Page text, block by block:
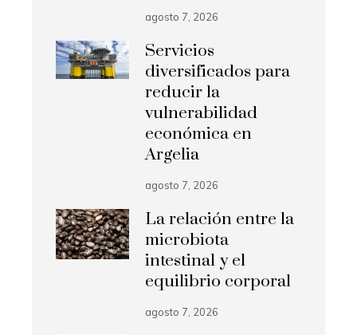
agosto 7, 2026
Servicios
diversificados para
reducir la
vulnerabilidad
económica en
Argelia
agosto 7, 2026
La relación entre la
microbiota
intestinal y el
equilibrio corporal
agosto 7, 2026